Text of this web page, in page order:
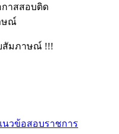
าสสอบติด
ษณ์
สัมภาษณ์ !!!
นวข้อสอบราชการ